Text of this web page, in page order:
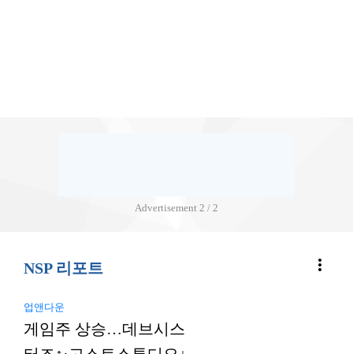
Advertisement 2 / 2
NSP 리포트 more_vert
업앤다운
게임주 상승…데브시스